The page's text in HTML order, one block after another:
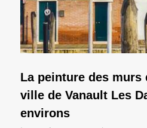
La peinture des murs
ville de Vanault Les
environs